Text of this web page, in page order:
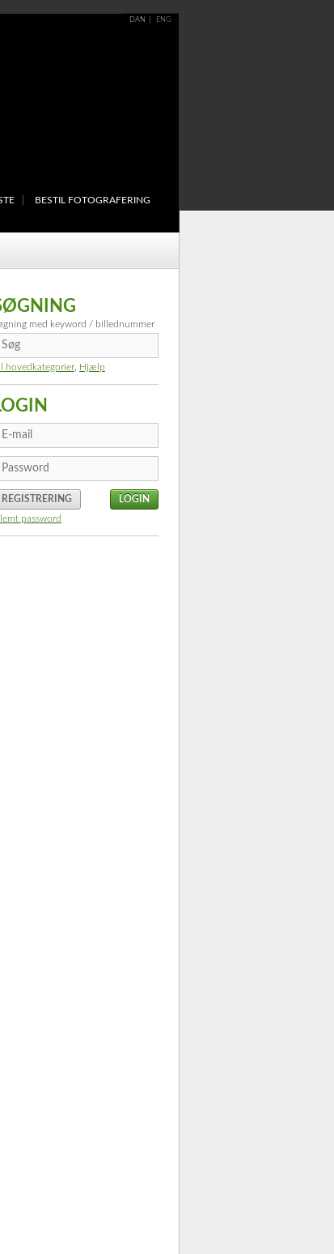
DAN ENG
BESTIL FOTOGRAFERING
med keyword / billednummer
hovedkategorier Hjælp
REGISTRERING
password